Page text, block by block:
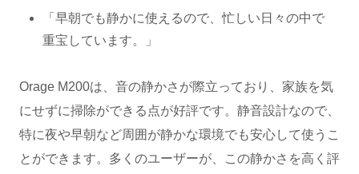
「早朝でも静かに使えるので、忙しい日々の中で
重宝しています。」
Orage M200は、音の静かさが際立っており、家族を気
にせずに掃除ができる点が好評です。静音設計なので、
特に夜や早朝など周囲が静かな環境でも安心して使うこ
とができます。多くのユーザーが、この静かさを高く評